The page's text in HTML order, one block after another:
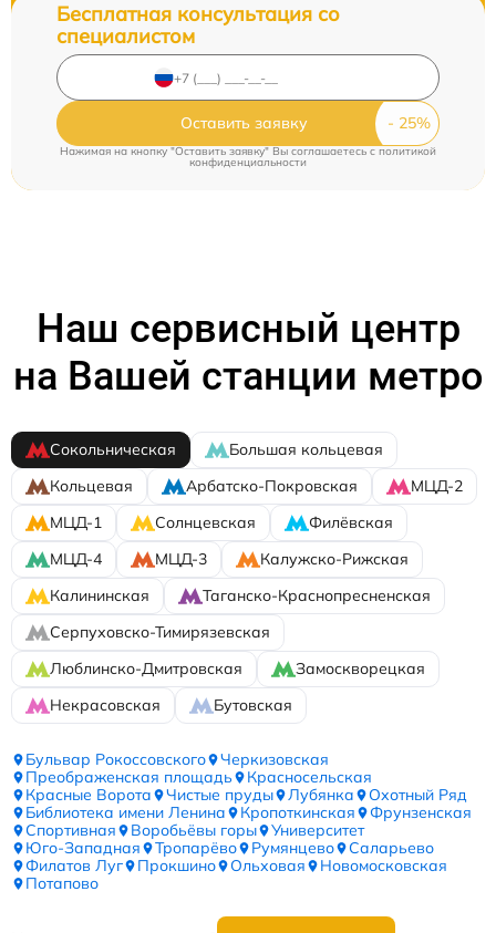
Бесплатная консультация со
специалистом
Оставить заявку
Нажимая на кнопку "Оставить заявку" Вы соглашаетесь c политикой
конфиденциальности
Наш сервисный центр
на Вашей станции метро
Сокольническая
Большая кольцевая
Кольцевая
Арбатско-Покровская
МЦД-2
МЦД-1
Солнцевская
Филёвская
МЦД-4
МЦД-3
Калужско-Рижская
Калининская
Таганско-Краснопресненская
Серпуховско-Тимирязевская
Люблинско-Дмитровская
Замоскворецкая
Некрасовская
Бутовская
Бульвар Рокоссовского
Черкизовская
Преображенская площадь
Красносельская
Красные Ворота
Чистые пруды Лубянка
Охотный Ряд
Библиотека имени Ленина
Кропоткинская
Фрунзенская
Спортивная
Воробьёвы горы
Университет
Юго-Западная
Тропарёво Румянцево
Саларьево
Филатов Луг
Прокшино Ольховая
Новомосковская
Потапово